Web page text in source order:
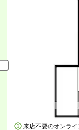
来店不要のオンラ